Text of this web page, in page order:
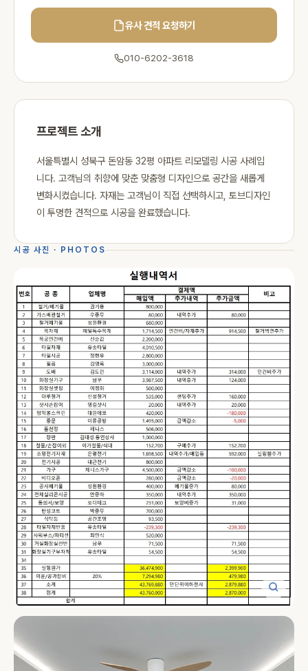
유사 견적 요청하기
010-6202-3618
프로젝트 소개
서울특별시 성북구 돈암동 32평 아파트 리모델링 시공 사례입
니다. 고객님의 취향에 맞춘 맞춤형 디자인으로 공간을 새롭게
변화시켰습니다. 자재는 고객님이 직접 선택하시고, 토브디자인
이 투명한 견적으로 시공을 완료했습니다.
시공 사진 · PHOTOS